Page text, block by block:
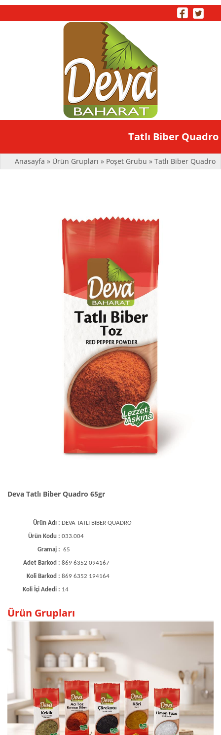
Toggle
Tatlı Biber Quadro
Anasayfa » Ürün Grupları » Poşet Grubu » Tatlı Biber Quadro
Deva Tatlı Biber Quadro 65gr
Ürün Adı : DEVA TATLI BİBER QUADRO
Ürün Kodu : 033.004
Gramaj : 65
Adet Barkod : 869 6352 094167
Koli Barkod : 869 6352 194164
Koli İçi Adedi : 14
Ürün Grupları